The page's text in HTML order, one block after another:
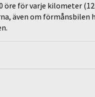
öre för varje kilometer
även om förmånsbilen